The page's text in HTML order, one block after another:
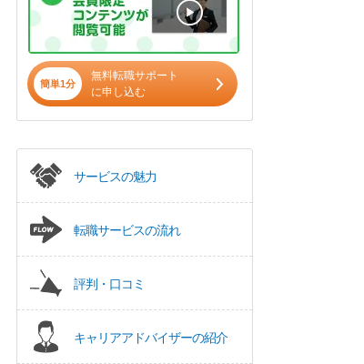
簡単1分
無料転職サポート
に申し込む
サービスの魅力
転職サービスの流れ
評判・口コミ
キャリアアドバイザーの紹介